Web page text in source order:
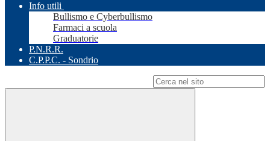
Info utili
Bullismo e Cyberbullismo
Farmaci a scuola
Graduatorie
P.N.R.R.
C.P.P.C. - Sondrio